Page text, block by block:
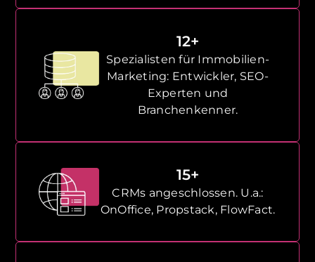
12+
Spezialisten für Immobilien-
Marketing: Entwickler, SEO-
Experten und
Branchenkenner.
15+
CRMs angeschlossen. U.a.:
OnOffice, Propstack, FlowFact.